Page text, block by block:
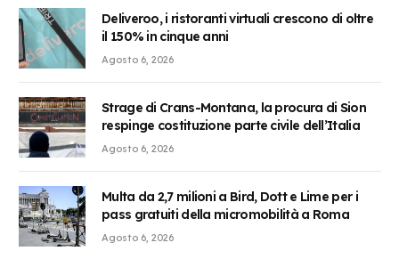
Deliveroo, i ristoranti virtuali crescono di oltre
il 150% in cinque anni
Agosto 6, 2026
Strage di Crans-Montana, la procura di Sion
respinge costituzione parte civile dell’Italia
Agosto 6, 2026
Multa da 2,7 milioni a Bird, Dott e Lime per i
pass gratuiti della micromobilità a Roma
Agosto 6, 2026